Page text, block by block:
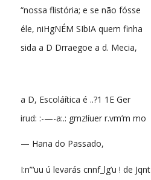
“nossa flistória; e se não fósse
éle, niHgNÉM SIbIA quem finha
sida a D Drraegoe a d. Mecia,
a D, Escoláítica é ..?1 1E Ger
irud: :-—-a:.: gmz!íuer r.vm’m mo
— Hana do Passado,
I:n”‘uu ú levarás cnnf_lg’u ! de Jqnt